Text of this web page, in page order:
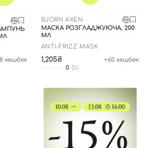
кешбек
BJORN AXEN
МАСКА РОЗГЛАДЖУЮЧА, 200
МЛ
ANTI-FRIZZ MASK
1,205₴ +60 кешбек
0 (0)
Реєстрація
для авторизації/реєстрації ви
Угоди користувача